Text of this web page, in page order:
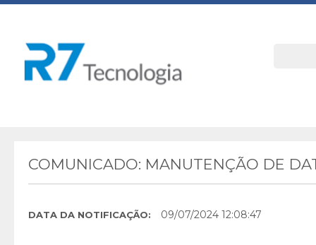
COMUNICADO: MANUTENÇÃO DE
DATA DA NOTIFICAÇÃO: 09/07/2024 12:08:47